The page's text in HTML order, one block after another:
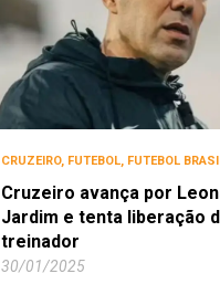
CRUZEIRO, FUTEBOL, FUTEBOL
Cruzeiro avança por
Jardim e tenta liberação
treinador
30/01/2025